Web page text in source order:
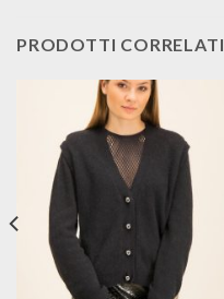
PRODOTTI CORRELATI